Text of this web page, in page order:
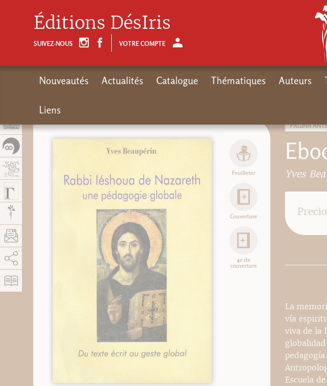
PÁGINA
Yves
Feuilleter
Couverture
4e de
couverture
La
vía
viva de la
Escuela
Éditions DésIris
SUIVEZ-NOUS VOTRE COMPTE
Nouveautés Actualités Catalogue Thématiques Auteurs
Liens
Permitir